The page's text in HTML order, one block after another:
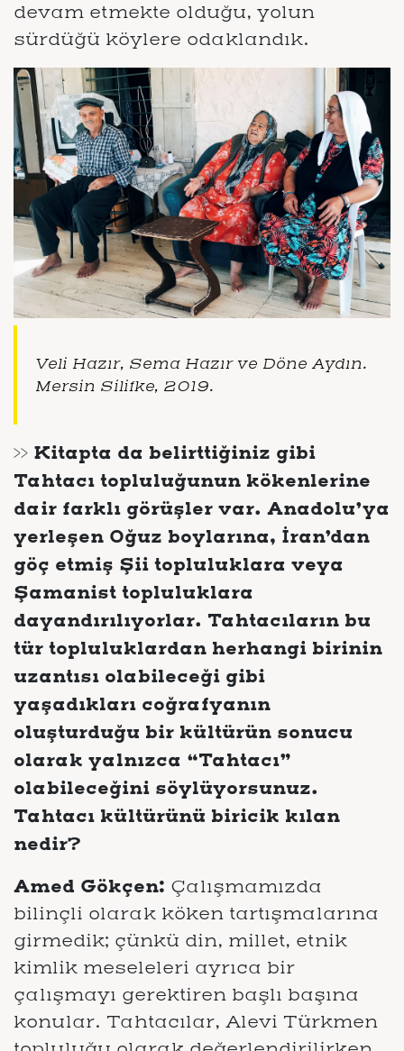
devam etmekte olduğu, yolun
sürdüğü köylere odaklandık.
Veli Hazır, Sema Hazır ve Döne Aydın.
Mersin Silifke, 2019.
>> Kitapta da belirttiğiniz gibi
Tahtacı topluluğunun kökenlerine
dair farklı görüşler var. Anadolu’ya
yerleşen Oğuz boylarına, İran’dan
göç etmiş Şii topluluklara veya
Şamanist topluluklara
dayandırılıyorlar. Tahtacıların bu
tür topluluklardan herhangi birinin
uzantısı olabileceği gibi
yaşadıkları coğrafyanın
oluşturduğu bir kültürün sonucu
olarak yalnızca “Tahtacı”
olabileceğini söylüyorsunuz.
Tahtacı kültürünü biricik kılan
nedir?
Amed Gökçen: Çalışmamızda
bilinçli olarak köken tartışmalarına
girmedik; çünkü din, millet, etnik
kimlik meseleleri ayrıca bir
çalışmayı gerektiren başlı başına
konular. Tahtacılar, Alevi Türkmen